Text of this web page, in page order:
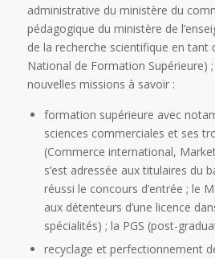
administrative du ministère du
pédagogique du ministère de
de la recherche scientifique en tant
National de Formation Supérieure)
nouvelles missions à savoir :
formation supérieure avec
sciences commerciales et ses
(Commerce international,
s’est adressée aux titulaires du
réussi le concours d’entrée ; le
aux détenteurs d’une licence
spécialités) ; la PGS (post-
recyclage et perfectionnement